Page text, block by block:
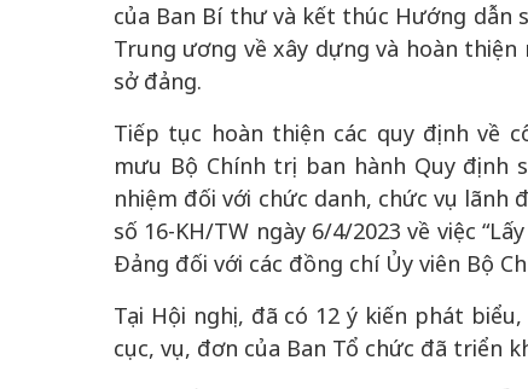
của Ban Bí thư và kết thúc Hướng dẫn
Trung ương về xây dựng và hoàn
sở đảng.
Tiếp tục hoàn thiện các quy định về
mưu Bộ Chính trị ban hành Quy định
nhiệm đối với chức danh, chức vụ lãnh
số 16-KH/TW ngày 6/4/2023 về việc
Đảng đối với các đồng chí Ủy viên Bộ
Tại Hội nghị, đã có 12 ý kiến phát
cục, vụ, đơn của Ban Tổ chức đã triển